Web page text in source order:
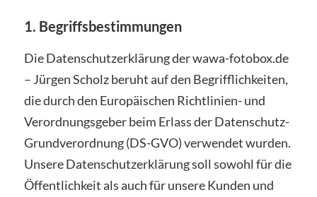
1. Begriffsbestimmungen
Die Datenschutzerklärung der wawa-fotobox.de
– Jürgen Scholz beruht auf den Begrifflichkeiten,
die durch den Europäischen Richtlinien- und
Verordnungsgeber beim Erlass der Datenschutz-
Grundverordnung (DS-GVO) verwendet wurden.
Unsere Datenschutzerklärung soll sowohl für die
Öffentlichkeit als auch für unsere Kunden und